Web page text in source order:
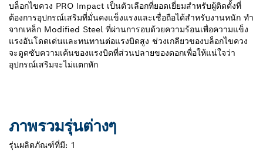
บล็อกไขควง PRO Impact เป็นตัวเลือกที่ยอดเยี่ยมสำหรับผู้ติดตั้งที่
ต้องการอุปกรณ์เสริมที่มั่นคงแข็งแรงและเชื่อถือได้สำหรับงานหนัก ทำ
จากเหล็ก Modified Steel ที่ผ่านการอบด้วยความร้อนเพื่อความแข็ง
แรงอันโดดเด่นและทนทานต่อแรงบิดสูง ช่วงเกลียวของบล็อกไขควง
จะดูดซับความเค้นของแรงบิดที่ส่วนปลายของดอกเพื่อให้แน่ใจว่า
อุปกรณ์เสริมจะไม่แตกหัก
ภาพรวมรุ่นต่างๆ
รุ่นผลิตภัณฑ์ที่มี: 1